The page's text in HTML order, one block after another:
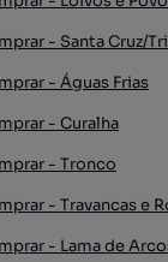
- Santa Cruz/
- Águas Frias
- Curalha
- Tronco
- Travancas e
- Lama de